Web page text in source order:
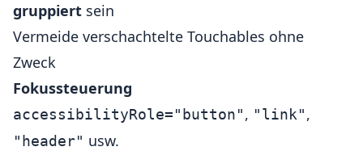
gruppiert sein
Vermeide verschachtelte Touchables ohne
Zweck
Fokussteuerung
accessibilityRole="button", "link",
"header" usw.